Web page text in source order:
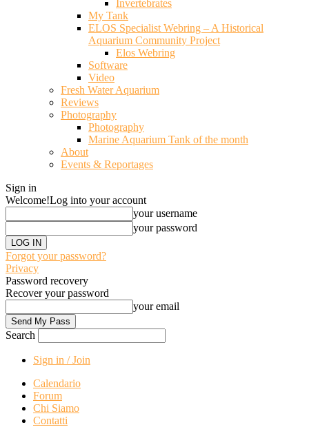
Invertebrates
My Tank
ELOS Specialist Webring – A Historical
Aquarium Community Project
Elos Webring
Software
Video
Fresh Water Aquarium
Reviews
Photography
Photography
Marine Aquarium Tank of the month
About
Events & Reportages
Sign in
Welcome!Log into your account
your username
your password
Forgot your password?
Privacy
Password recovery
Recover your password
your email
Search
Sign in / Join
Calendario
Forum
Chi Siamo
Contatti